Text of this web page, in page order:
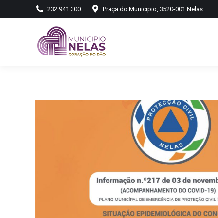
232 941 300 Praça do Municipio, 3520-001 Nelas